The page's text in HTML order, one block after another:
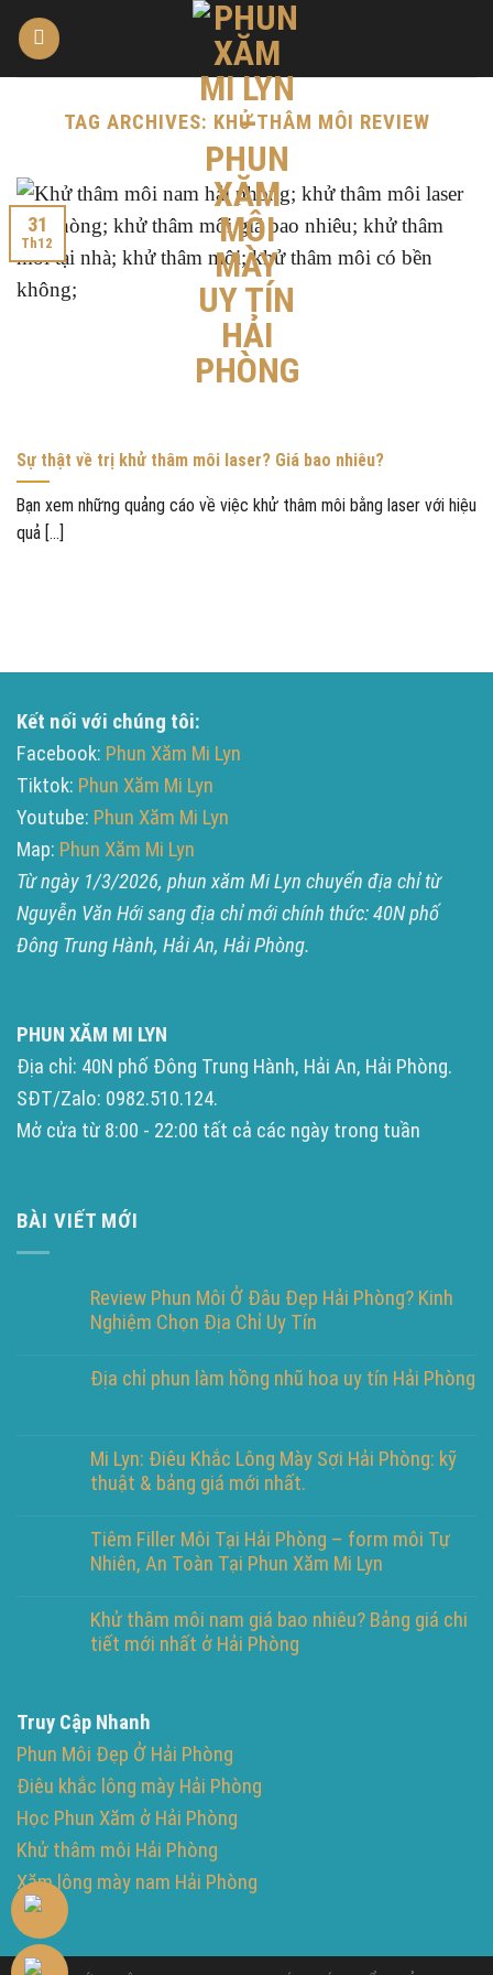
Skip
content
TAG ARCHIVES: KHỬ THÂM MÔI REVIEW
Sự thật về trị khử thâm môi laser? Giá bao nhiêu?
Bạn xem những quảng cáo về việc khử thâm môi bằng laser với hiệu
quả [...]
31
Th12
Kết nối với chúng tôi:
Facebook: Phun Xăm Mi Lyn
Tiktok: Phun Xăm Mi Lyn
Youtube: Phun Xăm Mi Lyn
Map: Phun Xăm Mi Lyn
Từ ngày 1/3/2026, phun xăm Mi Lyn chuyển địa chỉ từ
Nguyễn Văn Hới sang địa chỉ mới chính thức: 40N phố
Đông Trung Hành, Hải An, Hải Phòng.
PHUN XĂM MI LYN
Địa chỉ: 40N phố Đông Trung Hành, Hải An, Hải Phòng.
SĐT/Zalo: 0982.510.124.
Mở cửa từ 8:00 - 22:00 tất cả các ngày trong tuần
BÀI VIẾT MỚI
Review Phun Môi Ở Đâu Đẹp Hải Phòng? Kinh
Nghiệm Chọn Địa Chỉ Uy Tín
Địa chỉ phun làm hồng nhũ hoa uy tín Hải Phòng
Mi Lyn: Điêu Khắc Lông Mày Sợi Hải Phòng: kỹ
thuật & bảng giá mới nhất.
Tiêm Filler Môi Tại Hải Phòng – form môi Tự
Nhiên, An Toàn Tại Phun Xăm Mi Lyn
Khử thâm môi nam giá bao nhiêu? Bảng giá chi
tiết mới nhất ở Hải Phòng
Truy Cập Nhanh
Phun Môi Đẹp Ở Hải Phòng
Điêu khắc lông mày Hải Phòng
Học Phun Xăm ở Hải Phòng
Khử thâm môi Hải Phòng
Xăm lông mày nam Hải Phòng